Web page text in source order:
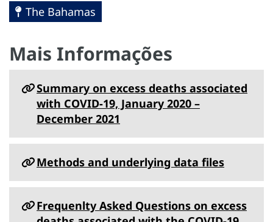
The Bahamas
Mais Informações
Summary on excess deaths associated
with COVID-19, January 2020 –
December 2021
Methods and underlying data files
Frequenlty Asked Questions on excess